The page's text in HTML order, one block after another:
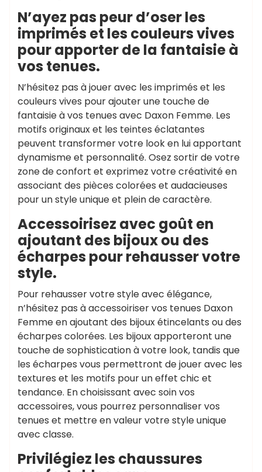
N’ayez pas peur d’oser les
imprimés et les couleurs vives
pour apporter de la fantaisie à
vos tenues.
N’hésitez pas à jouer avec les imprimés et les
couleurs vives pour ajouter une touche de
fantaisie à vos tenues avec Daxon Femme. Les
motifs originaux et les teintes éclatantes
peuvent transformer votre look en lui apportant
dynamisme et personnalité. Osez sortir de votre
zone de confort et exprimez votre créativité en
associant des pièces colorées et audacieuses
pour un style unique et plein de caractère.
Accessoirisez avec goût en
ajoutant des bijoux ou des
écharpes pour rehausser votre
style.
Pour rehausser votre style avec élégance,
n’hésitez pas à accessoiriser vos tenues Daxon
Femme en ajoutant des bijoux étincelants ou des
écharpes colorées. Les bijoux apporteront une
touche de sophistication à votre look, tandis que
les écharpes vous permettront de jouer avec les
textures et les motifs pour un effet chic et
tendance. En choisissant avec soin vos
accessoires, vous pourrez personnaliser vos
tenues et mettre en valeur votre style unique
avec classe.
Privilégiez les chaussures